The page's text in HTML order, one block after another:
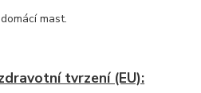
mast.
tvrzení (EU):